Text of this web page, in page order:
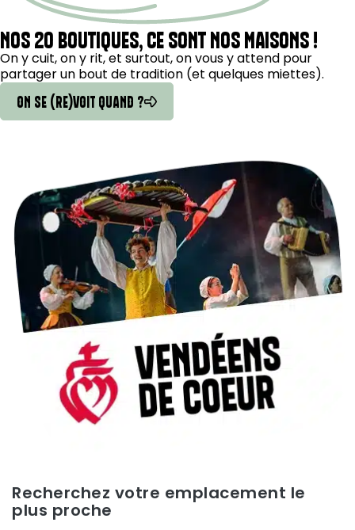
NOS 20 BOUTIQUES, CE SONT NOS MAISONS !
On y cuit, on y rit, et surtout, on vous y attend pour
partager un bout de tradition (et quelques miettes).
ON SE (RE)VOIT QUAND ?
Recherchez votre emplacement le
plus proche